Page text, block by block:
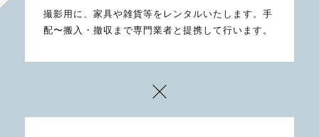
撮影用に、家具や雑貨等をレンタルいたします。手
配〜搬入・撤収まで専門業者と提携して行います。